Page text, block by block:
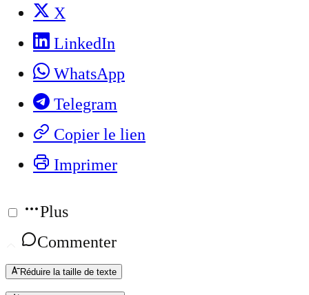
X
LinkedIn
WhatsApp
Telegram
Copier le lien
Imprimer
Plus
Commenter
Réduire la taille de texte